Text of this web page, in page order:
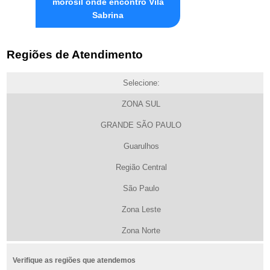
Sabrina
Regiões de Atendimento
Selecione:
ZONA SUL
GRANDE SÃO PAULO
Guarulhos
Região Central
São Paulo
Zona Leste
Zona Norte
Verifique as regiões que atendemos